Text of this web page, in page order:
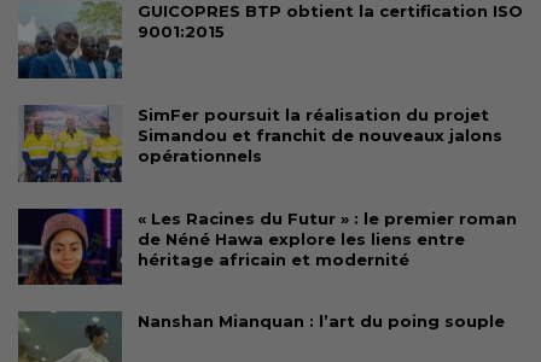
GUICOPRES BTP obtient la certification ISO
9001:2015
SimFer poursuit la réalisation du projet
Simandou et franchit de nouveaux jalons
opérationnels
« Les Racines du Futur » : le premier roman
de Néné Hawa explore les liens entre
héritage africain et modernité
Nanshan Mianquan : l’art du poing souple